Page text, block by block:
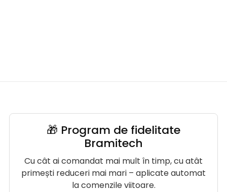
🎁 Program de fidelitate
Bramitech
Cu cât ai comandat mai mult în timp, cu atât
primești reduceri mai mari – aplicate automat
la comenzile viitoare.